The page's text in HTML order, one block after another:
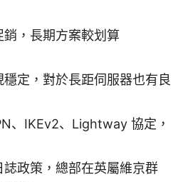
，長期方案較划算
定，對於長距伺服器也有良
、IKEv2、Lightway 協定，
誌政策，總部在英屬維京群